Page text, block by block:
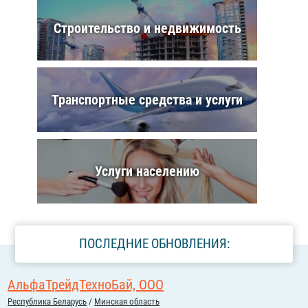
Строительство и недвижимость
Транспортные средства и услуги
Услуги населению
ПОСЛЕДНИЕ ОБНОВЛЕНИЯ:
АльфаТрейдТехноБай, ООО
Республика Беларусь / Минская область